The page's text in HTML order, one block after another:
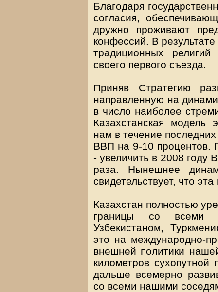
Благодаря
согласия,
дружно проживают
конфессий. В
традиционных
своего первого съезда.
Приняв Стратегию
направленную на
в число наиболее
Казахстанская модель
нам в течение
ВВП на 9-10 процентов.
- увеличить в 2008 году
раза. Нынешнее
свидетельствует, что
Казахстан полностью
границы со всеми
Узбекистаном,
это на международно-
внешней политики
километров
дальше всемерно
со всеми нашими